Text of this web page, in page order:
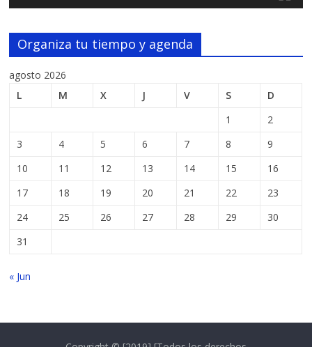
Organiza tu tiempo y agenda
agosto 2026
L
M X J V S
D
1
2
3
4 5 6 7 8
9
10
11 12 13 14 15
16
17
18 19 20 21 22
23
24
25 26 27 28 29
30
31
« Jun